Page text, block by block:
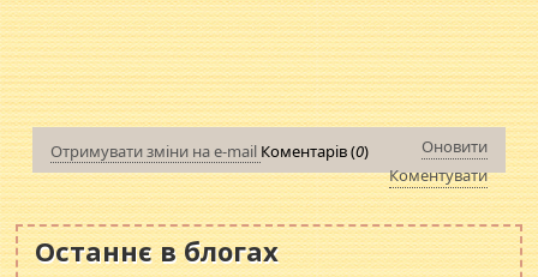
Отримувати зміни на e-mail Коментарів (0)
Оновити
Коментувати
Останнє в блогах